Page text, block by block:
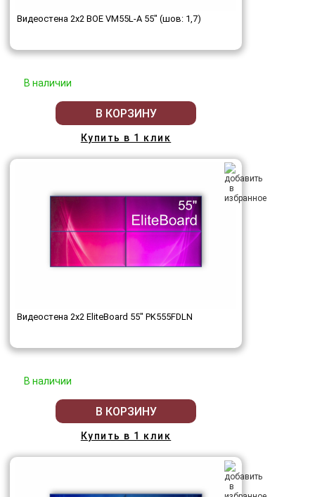
Видеостена 2x2 BOE VM55L-A 55" (шов: 1,7)
В наличии
В КОРЗИНУ
Купить в 1 клик
Видеостена 2x2 EliteBoard 55" PK555FDLN
В наличии
В КОРЗИНУ
Купить в 1 клик